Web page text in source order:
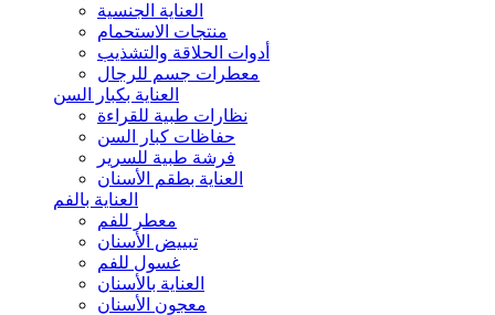
العناية الجنسية
منتجات الاستحمام
أدوات الحلاقة والتشذيب
معطرات جسم للرجال
العناية بكبار السن
نظارات طبية للقراءة
حفاظات كبار السن
فرشة طبية للسرير
العناية بطقم الأسنان
العناية بالفم
معطر للفم
تبييض الأسنان
غسول للفم
العناية بالأسنان
معجون الأسنان